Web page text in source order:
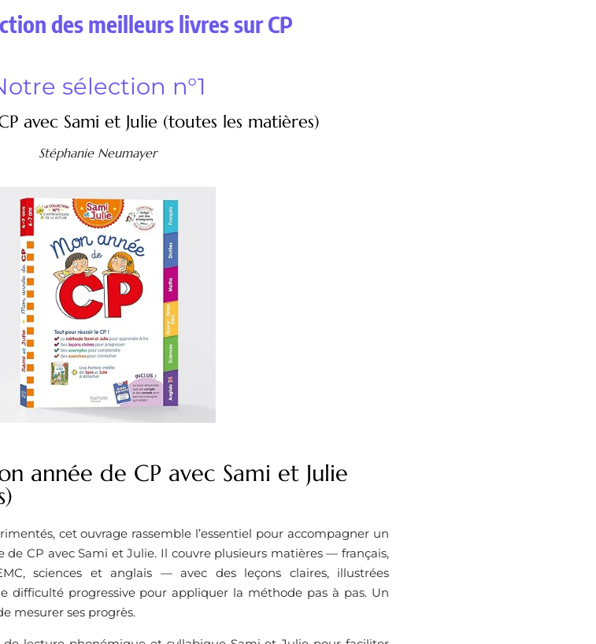
des meilleurs livres sur CP
sélection n°1
avec Sami et Julie (toutes les matières)
Stéphanie Neumayer
année de CP avec Sami et Julie
cet ouvrage rassemble l’essentiel pour accompagner un
CP avec Sami et Julie. Il couvre plusieurs matières — français,
sciences et anglais — avec des leçons claires, illustrées
difficulté progressive pour appliquer la méthode pas à pas. Un
mesurer ses progrès.